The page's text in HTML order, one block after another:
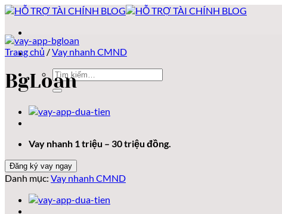
Bỏ
nội
dung
Tìm
kiếm:
Trang chủ /Vay nhanh CMND
BgLoan
Vay nhanh 1 triệu – 30 triệu đồng.
Đăng ký vay ngay
Danh mục: Vay nhanh CMND